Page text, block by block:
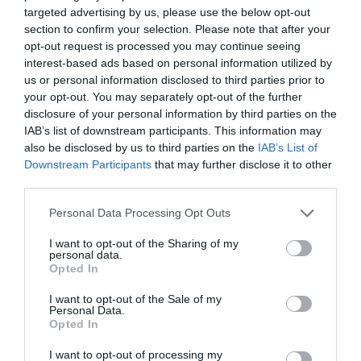
targeted advertising by us, please use the below opt-out
section to confirm your selection. Please note that after your
opt-out request is processed you may continue seeing
interest-based ads based on personal information utilized by
us or personal information disclosed to third parties prior to
your opt-out. You may separately opt-out of the further
disclosure of your personal information by third parties on the
IAB’s list of downstream participants. This information may
also be disclosed by us to third parties on the IAB’s List of
Downstream Participants that may further disclose it to other
Personal Data Processing Opt Outs
I want to opt-out of the Sharing of my
personal data.
Opted In
I want to opt-out of the Sale of my
Personal Data.
Opted In
I want to opt-out of processing my
d’œuvre. Nous sommes à un moment crucial, la
saison de la récolte des légumes et des fruits d’été
approche de façon inquiétante. Nous avons besoin
d’au moins 250.000 personnes. C’est pourquoi nous
avons écrit aux ministres de la Politique agricole,
Teresa Bellanova, et du Travail, Nunzia Catalfo, pour
demander instamment des instruments
d’œuvre italienne, tels que les bons, ou qui donnent la
leur emploi, ou qui ont perdu leur revenu de
citoyenneté. Toujours respecter des conditions
sanitaires optimales« .